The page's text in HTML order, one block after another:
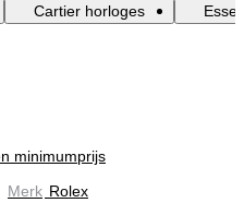
Cartier horloges
minimumprijs
Merk Rolex